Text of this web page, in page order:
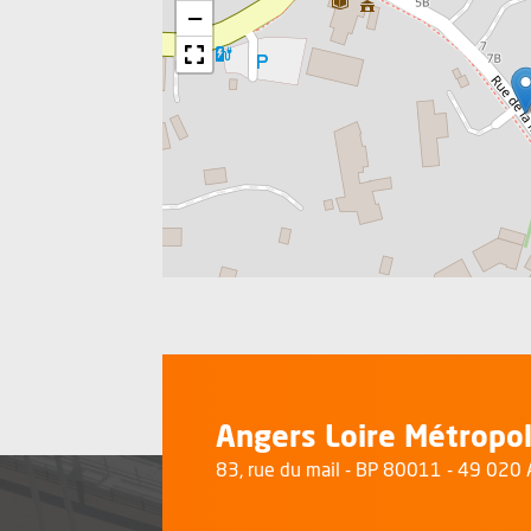
−
Angers Loire
83, rue du mail - BP 80011 - 49 020